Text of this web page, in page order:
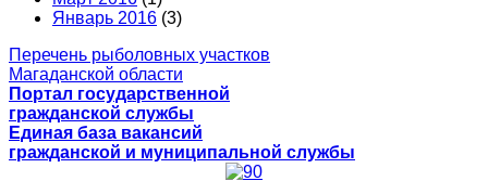
Январь 2016 (3)
Перечень рыболовных участков
Магаданской области
Портал государственной
гражданской службы
Единая база вакансий
гражданской и муниципальной службы